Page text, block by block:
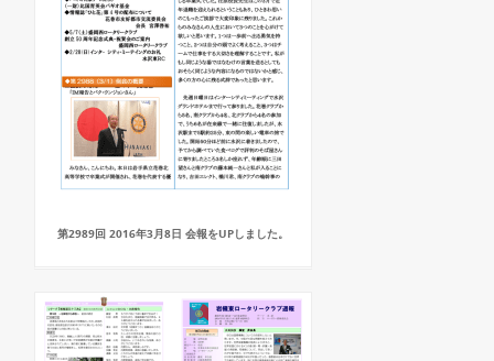
第2989回 2016年3月8日 会報をUPしました。